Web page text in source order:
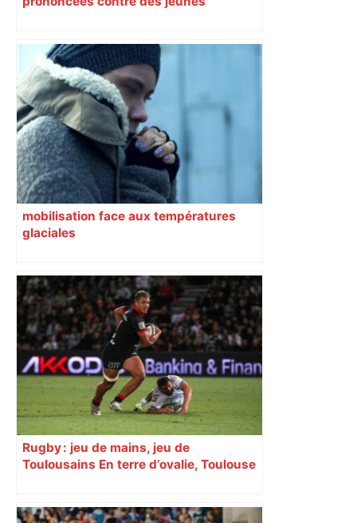
mobilisation face aux températures
glaciales
Rugby : jeu de mains, jeu de
Toulousains En terre d’ovalie, Toulouse
revendiquant surtout son art du jeu en